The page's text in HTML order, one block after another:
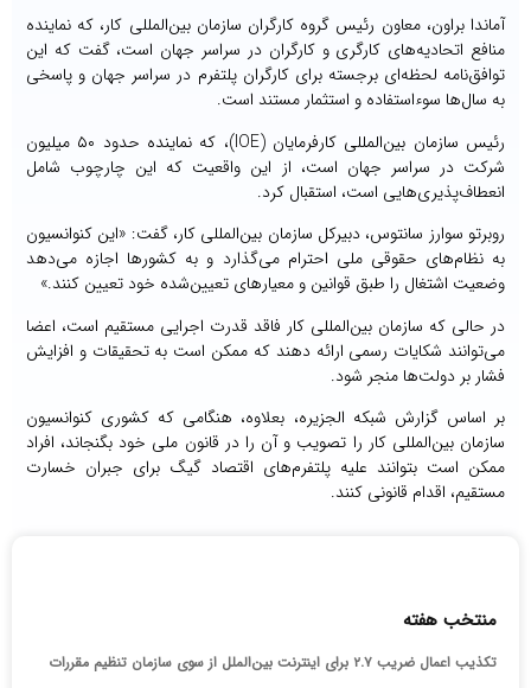
آماندا براون، معاون رئیس گروه کارگران سازمان بین‌المللی کار، که نماینده
منافع اتحادیه‌های کارگری و کارگران در سراسر جهان است، گفت که این
توافق‌نامه لحظه‌ای برجسته برای کارگران پلتفرم در سراسر جهان و پاسخی
به سال‌ها سوءاستفاده و استثمار مستند است.
رئیس سازمان بین‌المللی کارفرمایان (IOE)، که نماینده حدود ۵۰ میلیون
شرکت در سراسر جهان است، از این واقعیت که این چارچوب شامل
انعطاف‌پذیری‌هایی است، استقبال کرد.
روبرتو سوارز سانتوس، دبیرکل سازمان بین‌المللی کار، گفت: «این کنوانسیون
به نظام‌های حقوقی ملی احترام می‌گذارد و به کشورها اجازه می‌دهد
وضعیت اشتغال را طبق قوانین و معیارهای تعیین‌شده خود تعیین کنند.»
در حالی که سازمان بین‌المللی کار فاقد قدرت اجرایی مستقیم است، اعضا
می‌توانند شکایات رسمی ارائه دهند که ممکن است به تحقیقات و افزایش
فشار بر دولت‌ها منجر شود.
بر اساس گزارش شبکه الجزیره، بعلاوه، هنگامی که کشوری کنوانسیون
سازمان بین‌المللی کار را تصویب و آن را در قانون ملی خود بگنجاند، افراد
ممکن است بتوانند علیه پلتفرم‌های اقتصاد گیگ برای جبران خسارت
مستقیم، اقدام قانونی کنند.
منتخب هفته
تکذیب اعمال ضریب ۲.۷ برای اینترنت بین‌الملل از سوی سازمان تنظیم مقررات